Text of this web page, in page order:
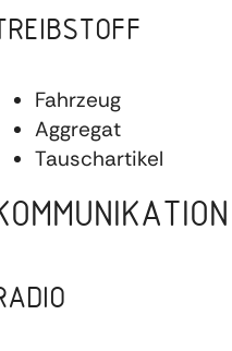
Fahrzeug
Aggregat
Tauschartikel